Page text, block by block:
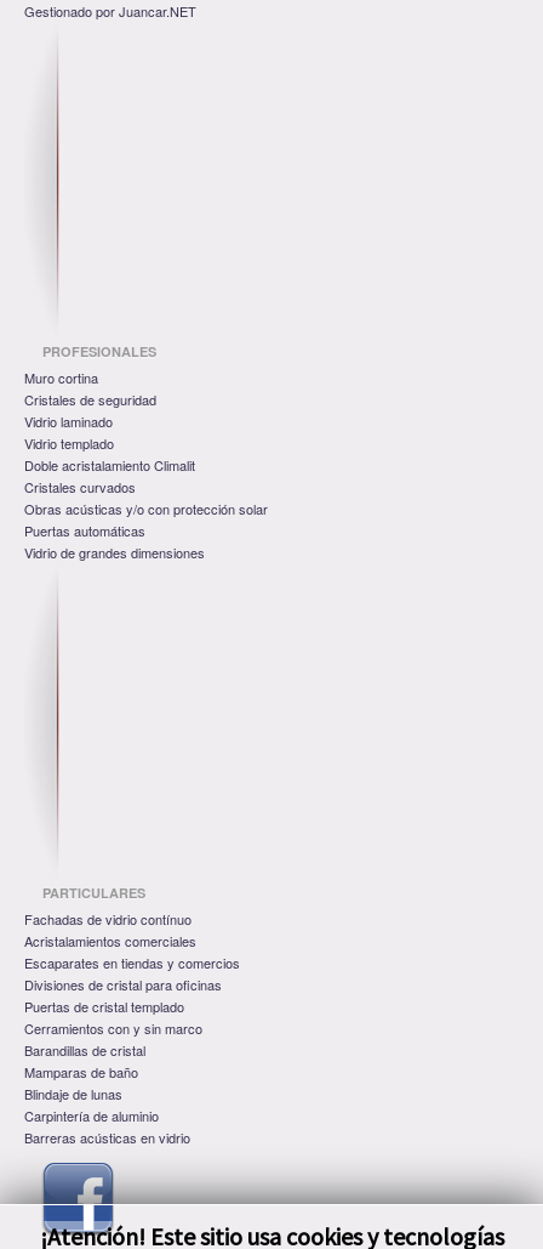
Gestionado por Juancar.NET
PROFESIONALES
Muro cortina
Cristales de seguridad
Vidrio laminado
Vidrio templado
Doble acristalamiento Climalit
Cristales curvados
Obras acústicas y/o con protección solar
Puertas automáticas
Vidrio de grandes dimensiones
PARTICULARES
Fachadas de vidrio contínuo
Acristalamientos comerciales
Escaparates en tiendas y comercios
Divisiones de cristal para oficinas
Puertas de cristal templado
Cerramientos con y sin marco
Barandillas de cristal
Mamparas de baño
Blindaje de lunas
Carpintería de aluminio
Barreras acústicas en vidrio
¡Atención! Este sitio usa cookies y tecnologías